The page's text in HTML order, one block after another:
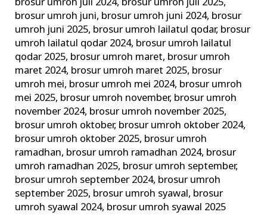
brosur umroh juli 2024, brosur umroh juli 2025,
brosur umroh juni, brosur umroh juni 2024, brosur
umroh juni 2025, brosur umroh lailatul qodar, brosur
umroh lailatul qodar 2024, brosur umroh lailatul
qodar 2025, brosur umroh maret, brosur umroh
maret 2024, brosur umroh maret 2025, brosur
umroh mei, brosur umroh mei 2024, brosur umroh
mei 2025, brosur umroh november, brosur umroh
november 2024, brosur umroh november 2025,
brosur umroh oktober, brosur umroh oktober 2024,
brosur umroh oktober 2025, brosur umroh
ramadhan, brosur umroh ramadhan 2024, brosur
umroh ramadhan 2025, brosur umroh september,
brosur umroh september 2024, brosur umroh
september 2025, brosur umroh syawal, brosur
umroh syawal 2024, brosur umroh syawal 2025